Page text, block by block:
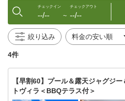
チェックイン
--/-- 〜
チェックアウト
--/--
絞り込み
4件
【早割60】プール＆露天ジャグジ
トヴィラ＜BBQテラス付＞